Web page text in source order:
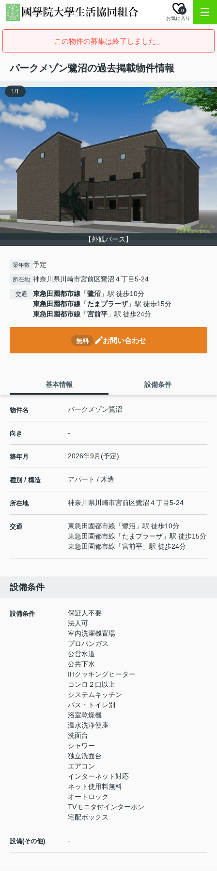
お気に入り
0
この物件の募集は終了しました。
パークメゾン鷺沼の過去掲載物件情報
【外観パース】
1/1
築年数 予定
所在地 神奈川県川崎市宮前区鷺沼４丁目5-24
交通 東急田園都市線 「鷺沼 」駅 徒歩10分
東急田園都市線 「たまプラーザ」駅 徒歩15分
東急田園都市線 「宮前平 」駅 徒歩24分
無料 お問い合わせ
基本情報 設備条件
物件名 パークメゾン鷺沼
向き -
築年月 2026年9月(予定)
種別 / 構造 アパート / 木造
所在地 神奈川県川崎市宮前区鷺沼 ４丁目5-24
交通 東急田園都市線 「鷺沼 」駅 徒歩10分
東急田園都市線 「たまプラーザ 」駅 徒歩15分
東急田園都市線 「宮前平 」駅 徒歩24分
設備条件
設備条件
保証人不要
法人可
室内洗濯機置場
プロパンガス
公営水道
公共下水
IHクッキングヒーター
コンロ２口以上
システムキッチン
バス・トイレ別
浴室乾燥機
温水洗浄便座
洗面台
シャワー
独立洗面台
エアコン
インターネット対応
ネット使用料無料
オートロック
TVモニタ付インターホン
宅配ボックス
設備(その他) -